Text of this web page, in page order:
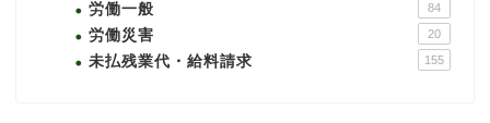
労働一般 84
労働災害 20
未払残業代・給料請求 155